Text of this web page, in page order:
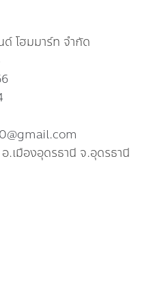
โฮมมาร์ท จำกัด
มืองอุดรธานี จ.อุดรธานี